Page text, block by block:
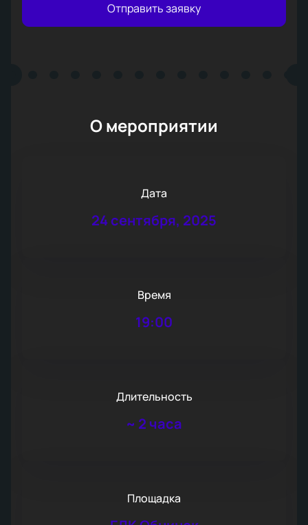
Отправить заявку
О мероприятии
Дата
24 сентября, 2025
Время
19:00
Длительность
~ 2 часа
Площадка